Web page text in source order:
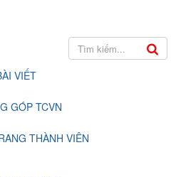
VIẾT
GÓP TCVN
THÀNH VIÊN